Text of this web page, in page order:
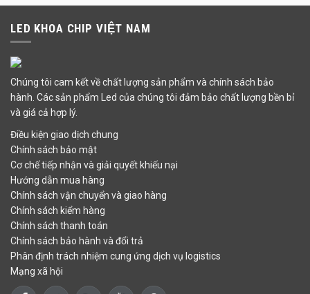
LED KHOA CHIP VIỆT NAM
Chúng tôi cam kết về chất lượng sản phẩm và chính sách bảo
hành. Các sản phẩm Led của chúng tôi đảm bảo chất lượng bền bỉ
và giá cả hợp lý.
Điều kiện giao dịch chung
Chính sách bảo mật
Cơ chế tiếp nhận và giải quyết khiếu nại
Hướng dẫn mua hàng
Chính sách vận chuyển và giao hàng
Chính sách kiểm hàng
Chính sách thanh toán
Chính sách bảo hành và đổi trả
Phân định trách nhiệm cung ứng dịch vụ logistics
Mạng xã hội